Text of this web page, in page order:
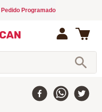
Pedido Programado